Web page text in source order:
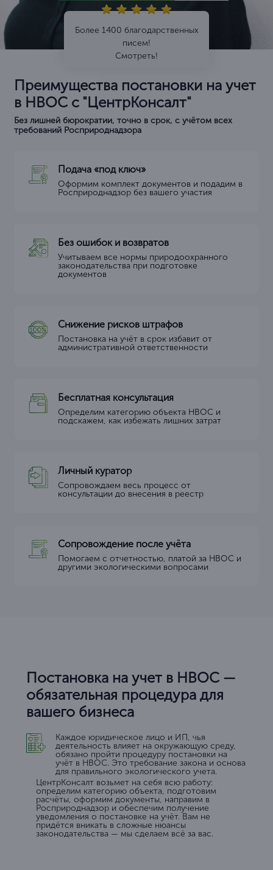
Более 1400 благодарственных
писем!
Смотреть!
Преимущества постановки на учет
в НВОС с "ЦентрКонсалт"
Без лишней бюрократии, точно в срок, с учётом всех
требований Росприроднадзора
Подача «под ключ»
Оформим комплект документов и подадим в
Росприроднадзор без вашего участия
Без ошибок и возвратов
Учитываем все нормы природоохранного
законодательства при подготовке
документов
Снижение рисков штрафов
Постановка на учёт в срок избавит от
административной ответственности
Бесплатная консультация
Определим категорию объекта НВОС и
подскажем, как избежать лишних затрат
Личный куратор
Сопровождаем весь процесс от
консультации до внесения в реестр
Сопровождение после учёта
Помогаем с отчетностью, платой за НВОС и
другими экологическими вопросами
Постановка на учет в НВОС —
обязательная процедура для
вашего бизнеса
Каждое юридическое лицо и ИП, чья
деятельность влияет на окружающую среду,
обязано пройти процедуру постановки на
учёт в НВОС. Это требование закона и основа
для правильного экологического учета.
ЦентрКонсалт возьмет на себя всю работу:
определим категорию объекта, подготовим
расчёты, оформим документы, направим в
Росприроднадзор и обеспечим получение
уведомления о постановке на учёт. Вам не
придётся вникать в сложные нюансы
законодательства — мы сделаем всё за вас.